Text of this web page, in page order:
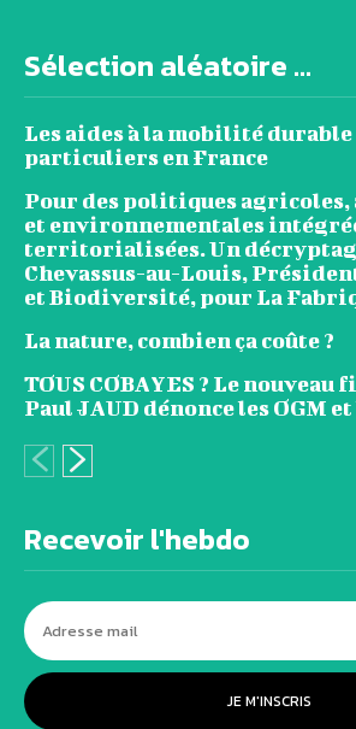
Sélection aléatoire ...
Les aides à la mobilité
particuliers en France
Pour des politiques
et environnementales
territorialisées. Un
Chevassus-au-Louis,
et Biodiversité, pour La
La nature, combien ça coûte ?
TOUS COBAYES ? Le nouveau
Paul JAUD dénonce les OGM
Recevoir l'hebdo
JE M'INSCRIS